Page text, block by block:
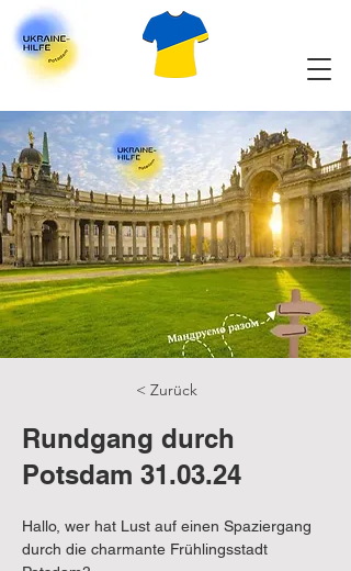
< Zurück
Rundgang durch
Potsdam 31.03.24
Hallo, wer hat Lust auf einen Spaziergang
durch die charmante Frühlingsstadt